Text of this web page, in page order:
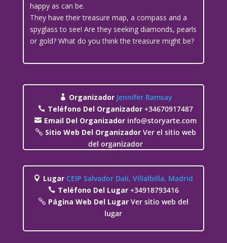
happy as can be.
They have their treasure map, a compass and a
spyglass to see! Are they seeking diamonds, pearls
or gold? What do you think the treasure might be?
Organizador Jennifer Ramsay
Teléfono Del Organizador+34670917487
Email Del Organizador info@storyarte.com
Sitio Web Del Organizador Ver el sitio web
del organizador
Lugar CEIP Salvador Dalí, Villalbilla, Madrid
Teléfono Del Lugar +34918793416
Página Web Del Lugar Ver sitio web del
lugar